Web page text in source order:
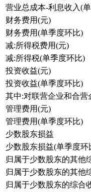
营业总成本-利息收入(
财务费用(元)
财务费用(单季度环比)
减:所得税费用(元)
减:所得税(单季度环比)
投资收益(元)
投资收益(单季度环比)
其中:对联营企业和合营
管理费用(元)
管理费用(单季度环比)
少数股东损益
少数股东损益(单季度环
归属于少数股东的其他
归属于少数股东的其他
归属于少数股东的综合